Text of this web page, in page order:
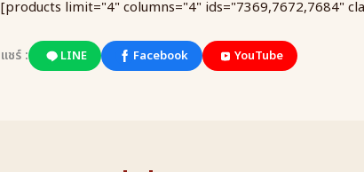
[products limit="4" columns="4" ids="7369,7672,7684"
แชร์ : LINE Facebook YouTube